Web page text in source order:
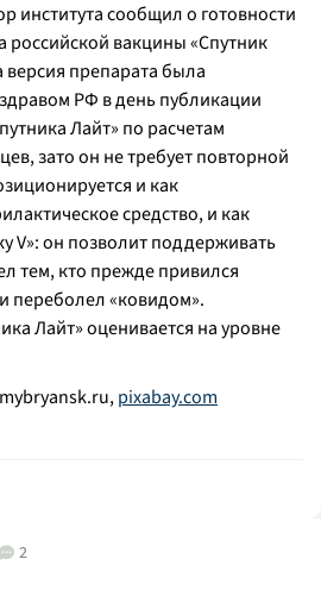
института сообщил о готовности
российской вакцины «Спутник
версия препарата была
РФ в день публикации
Лайт» по расчетам
зато он не требует повторной
и как
средство, и как
V»: он позволит поддерживать
тем, кто прежде привился
переболел «ковидом».
Лайт» оценивается на уровне
pixabay.com
2